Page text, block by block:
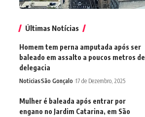
Últimas Notícias
Homem tem perna amputada após ser
baleado em assalto a poucos metros de
delegacia
NoticiasSão Gonçalo 17 de Dezembro, 2025
Mulher é baleada após entrar por
engano no Jardim Catarina, em São